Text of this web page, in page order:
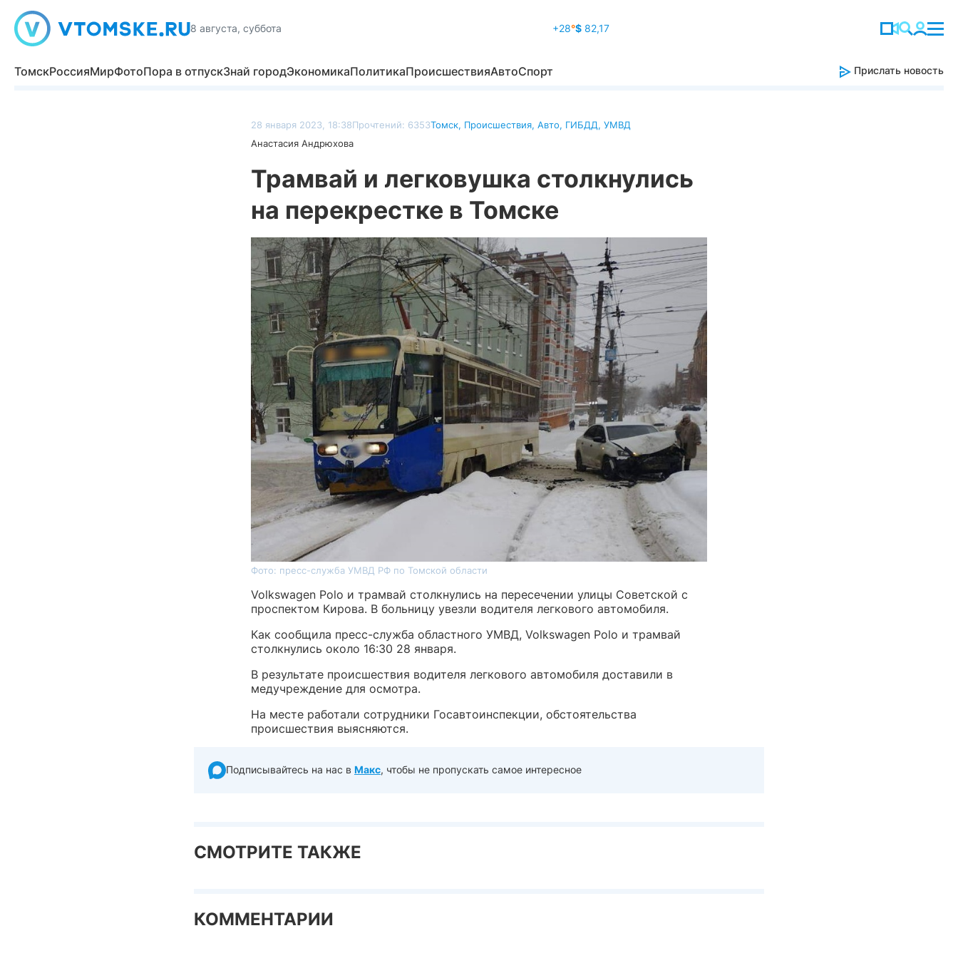
8 августа, суббота +28°$ 82,17
ТомскРоссияМирФотоПора в отпускЗнай городЭкономикаПолитикаПроисшествияАвтоСпорт Прислать новость
28 января 2023, 18:38Прочтений: 6353Томск, Происшествия, Авто, ГИБДД, УМВД
Анастасия Андрюхова
Трамвай и легковушка столкнулись
на перекрестке в Томске
Фото: пресс-служба УМВД РФ по Томской области
Volkswagen Polo и трамвай столкнулись на пересечении улицы Советской с
проспектом Кирова. В больницу увезли водителя легкового автомобиля.
Как сообщила пресс-служба областного УМВД, Volkswagen Polo и трамвай
столкнулись около 16:30 28 января.
В результате происшествия водителя легкового автомобиля доставили в
медучреждение для осмотра.
На месте работали сотрудники Госавтоинспекции, обстоятельства
происшествия выясняются.
Подписывайтесь на нас в Макс, чтобы не пропускать самое интересное
СМОТРИТЕ ТАКЖЕ
КОММЕНТАРИИ